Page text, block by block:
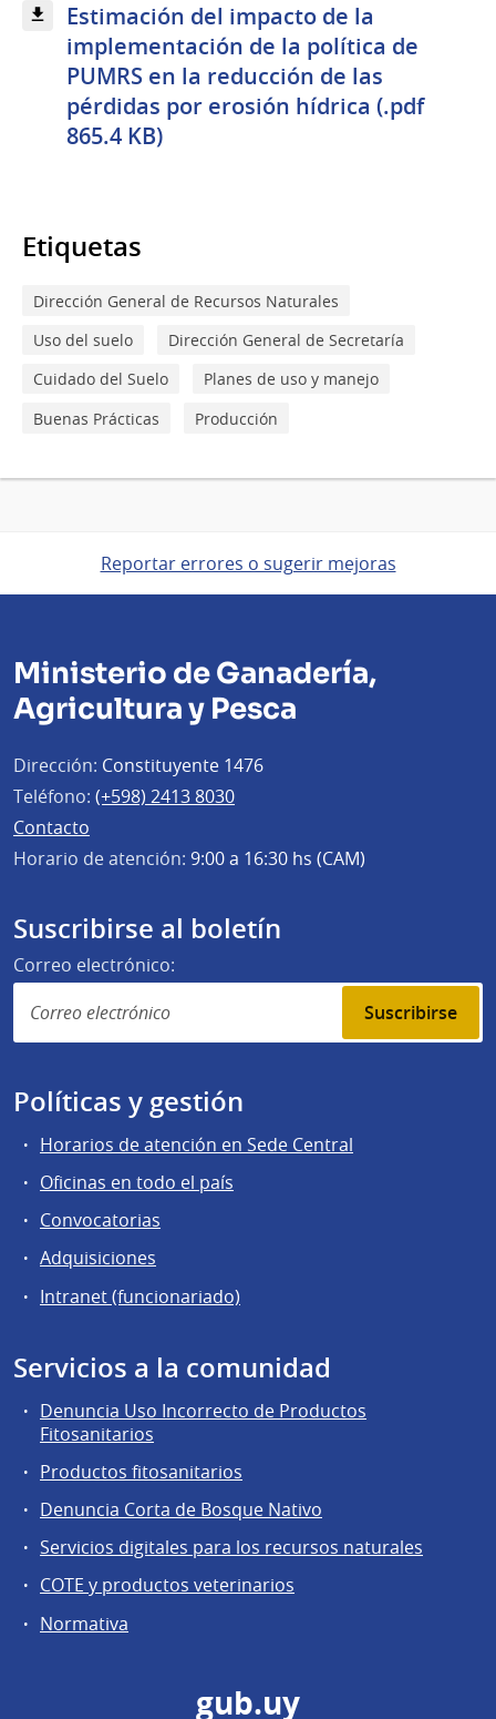
Estimación del impacto de la
implementación de la política de
PUMRS en la reducción de las
pérdidas por erosión hídrica (.pdf
865.4 KB)
Etiquetas
Dirección General de Recursos Naturales
Uso del suelo
Dirección General de Secretaría
Cuidado del Suelo
Planes de uso y manejo
Buenas Prácticas
Producción
Reportar errores o sugerir mejoras
Ministerio de Ganadería,
Agricultura y Pesca
Dirección: Constituyente 1476
Teléfono: (+598) 2413 8030
Contacto
Horario de atención: 9:00 a 16:30 hs (CAM)
Suscribirse al boletín
Correo electrónico:
Suscribirse
Políticas y gestión
Horarios de atención en Sede Central
Oficinas en todo el país
Convocatorias
Adquisiciones
Intranet (funcionariado)
Servicios a la comunidad
Denuncia Uso Incorrecto de Productos
Fitosanitarios
Productos fitosanitarios
Denuncia Corta de Bosque Nativo
Servicios digitales para los recursos naturales
COTE y productos veterinarios
Normativa
gub.uy